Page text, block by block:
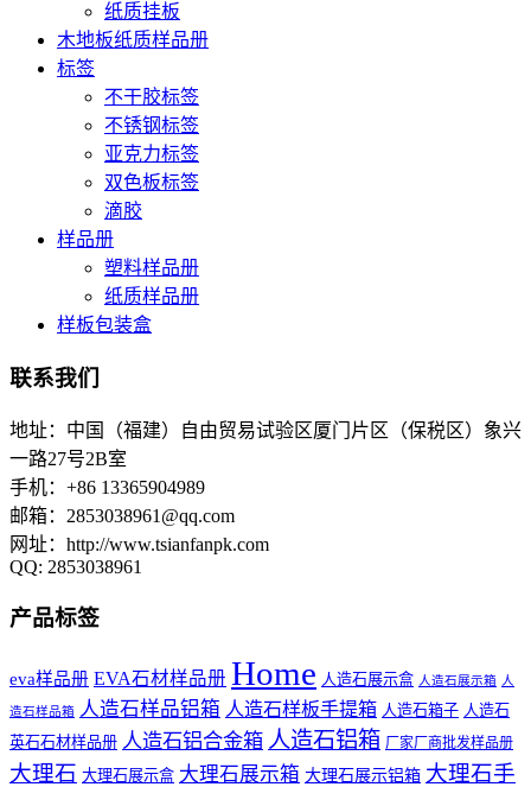
纸质挂板
木地板纸质样品册
标签
不干胶标签
不锈钢标签
亚克力标签
双色板标签
滴胶
样品册
塑料样品册
纸质样品册
样板包装盒
联系我们
地址：中国（福建）自由贸易试验区厦门片区（保税区）象兴
一路27号2B室
手机：+86 13365904989
邮箱： 2853038961@qq.com
网址：http://www.tsianfanpk.com
QQ: 2853038961
产品标签
eva样品册 EVA石材样品册 Home 人造石展示盒 人造石展示箱 人
造石样品箱 人造石样品铝箱 人造石样板手提箱 人造石箱子 人造石
英石石材样品册 人造石铝合金箱 人造石铝箱 厂家厂商批发样品册
大理石 大理石展示盒 大理石展示箱 大理石展示铝箱 大理石手